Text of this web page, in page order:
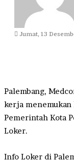
Jumat, 13
Palembang,
kerja menemukan
Pemerintah Kota
Loker.
Info Loker di